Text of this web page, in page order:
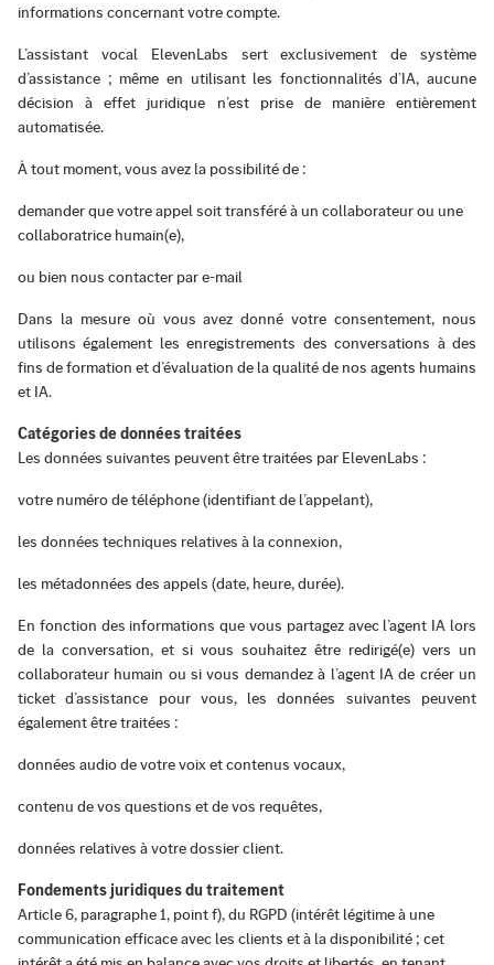
informations concernant votre compte.
L’assistant vocal ElevenLabs sert exclusivement de système
d’assistance ; même en utilisant les fonctionnalités d’IA, aucune
décision à effet juridique n’est prise de manière entièrement
automatisée.
À tout moment, vous avez la possibilité de :
demander que votre appel soit transféré à un collaborateur ou une
collaboratrice humain(e),
ou bien nous contacter par e-mail
Dans la mesure où vous avez donné votre consentement, nous
utilisons également les enregistrements des conversations à des
fins de formation et d’évaluation de la qualité de nos agents humains
et IA.
Catégories de données traitées
Les données suivantes peuvent être traitées par ElevenLabs :
votre numéro de téléphone (identifiant de l’appelant),
les données techniques relatives à la connexion,
les métadonnées des appels (date, heure, durée).
En fonction des informations que vous partagez avec l’agent IA lors
de la conversation, et si vous souhaitez être redirigé(e) vers un
collaborateur humain ou si vous demandez à l’agent IA de créer un
ticket d’assistance pour vous, les données suivantes peuvent
également être traitées :
données audio de votre voix et contenus vocaux,
contenu de vos questions et de vos requêtes,
données relatives à votre dossier client.
Fondements juridiques du traitement
Article 6, paragraphe 1, point f), du RGPD (intérêt légitime à une
communication efficace avec les clients et à la disponibilité ; cet